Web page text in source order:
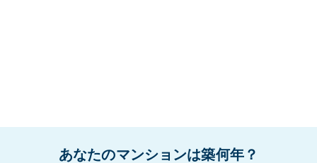
あなたのマンションは築何年？